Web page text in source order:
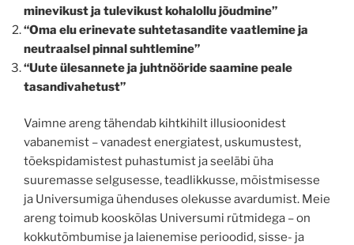
minevikust ja tulevikust kohalollu jõudmine”
“Oma elu erinevate suhtetasandite vaatlemine ja
neutraalsel pinnal suhtlemine”
“Uute ülesannete ja juhtnööride saamine peale
tasandivahetust”
Vaimne areng tähendab kihtkihilt illusioonidest
vabanemist – vanadest energiatest, uskumustest,
tõekspidamistest puhastumist ja seeläbi üha
suuremasse selgusesse, teadlikkusse, mõistmisesse
ja Universumiga ühenduses olekusse avardumist. Meie
areng toimub kooskõlas Universumi rütmidega – on
kokkutõmbumise ja laienemise perioodid, sisse- ja